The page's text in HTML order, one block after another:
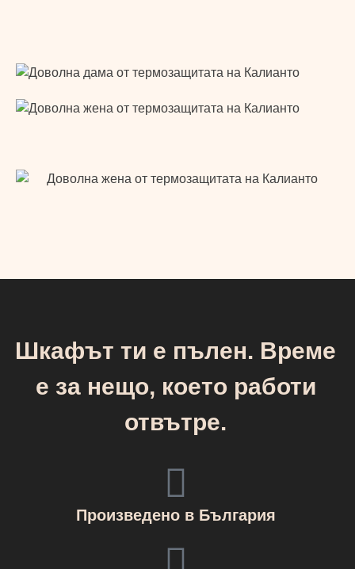
Шкафът ти е пълен. Време
е за нещо, което работи
отвътре.
Произведено в България